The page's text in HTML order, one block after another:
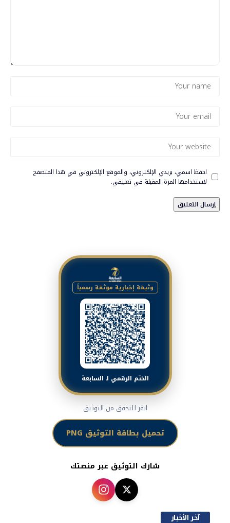
احفظ اسمي، بريدي الإلكتروني، والموقع الإلكتروني في هذا المتصفح
لاستخدامها المرة المقبلة في تعليقي.
وثيقة إخبارية موثقة رسمياً
الختم الرقمي لـ السابعة
انقر للتحقق من التوثيق
تحميل بطاقة التوثيق PNG
شارك التوثيق عبر منصتك
آخر الأخبار